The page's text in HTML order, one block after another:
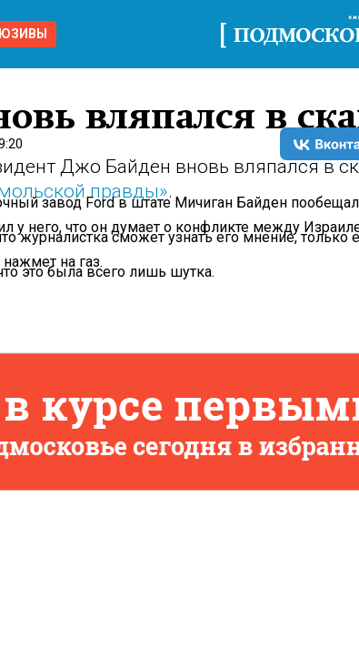
вляпался в
Джо Байден вновь вляпался в
правды».
завод Ford в штате Мичиган Байден
у него, что он думает о конфликте между
журналистка сможет узнать его мнение, только
на газ.
это была всего лишь шутка.